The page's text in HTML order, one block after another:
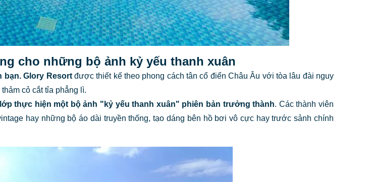
cho những bộ ảnh kỷ yếu thanh xuân
bạn. Glory Resortđược thiết kế theo phong cách tân cổ điển Châu Âu với tòa lâu đài nguy
cỏ cắt tỉa phẳng lì.
thực hiện một bộ ảnh "kỷ yếu thanh xuân" phiên bản trưởng thành. Các thành viên
hay những bộ áo dài truyền thống, tạo dáng bên hồ bơi vô cực hay trước sảnh chính